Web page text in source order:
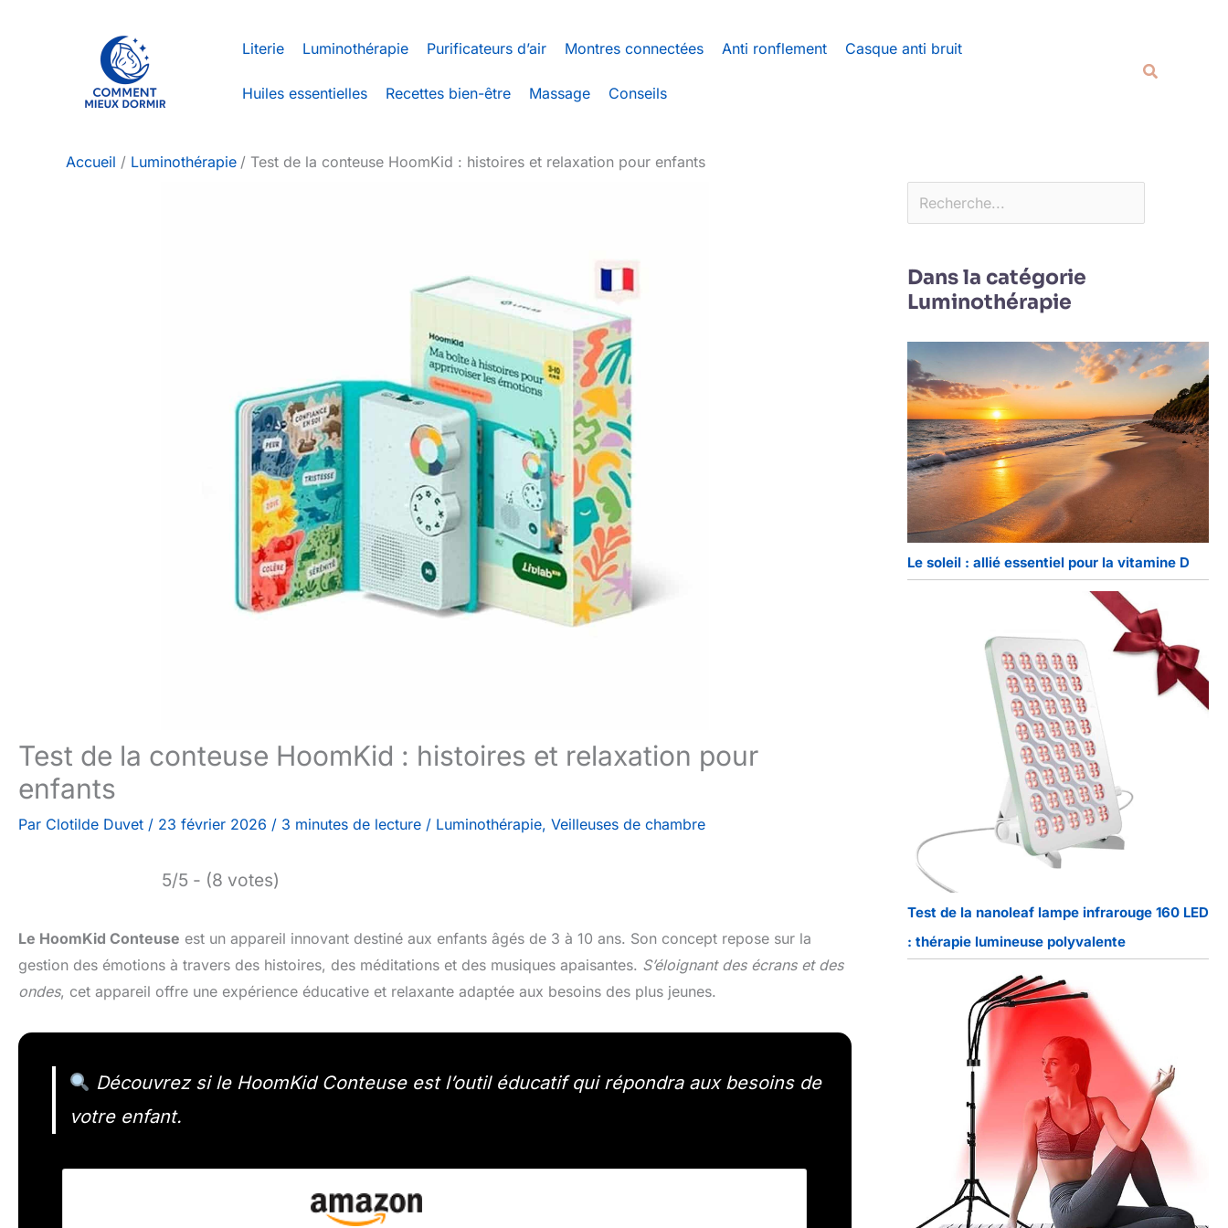
Literie Luminothérapie Purificateurs d’air Montres connectées Anti ronflement Casque anti bruit
Huiles essentielles Recettes bien-être Massage Conseils
Accueil Luminothérapie Test de la conteuse HoomKid : histoires et relaxation pour enfants
Test de la conteuse HoomKid : histoires et relaxation pour
enfants
Par Clotilde Duvet / 23 février 2026 / 3 minutes de lecture / Luminothérapie, Veilleuses de chambre
5/5 - (8 votes)
Le HoomKid Conteuse est un appareil innovant destiné aux enfants âgés de 3 à 10 ans. Son concept repose sur la
gestion des émotions à travers des histoires, des méditations et des musiques apaisantes. S’éloignant des écrans et des
ondes, cet appareil offre une expérience éducative et relaxante adaptée aux besoins des plus jeunes.
Découvrez si le HoomKid Conteuse est l’outil éducatif qui répondra aux besoins de
votre enfant.
Dans la catégorie
Luminothérapie
Le soleil : allié essentiel pour la vitamine D
Test de la nanoleaf lampe infrarouge 160 LED
: thérapie lumineuse polyvalente